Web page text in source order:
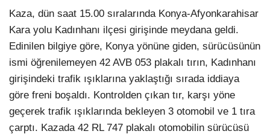
Kaza, dün saat 15.00 sıralarında Konya-Afyonkarahisar
Kara yolu Kadınhanı ilçesi girişinde meydana geldi.
Edinilen bilgiye göre, Konya yönüne giden, sürücüsünün
ismi öğrenilemeyen 42 AVB 053 plakalı tırın, Kadınhanı
girişindeki trafik ışıklarına yaklaştığı sırada iddiaya
göre freni boşaldı. Kontrolden çıkan tır, karşı yöne
geçerek trafik ışıklarında bekleyen 3 otomobil ve 1 tıra
çarptı. Kazada 42 RL 747 plakalı otomobilin sürücüsü